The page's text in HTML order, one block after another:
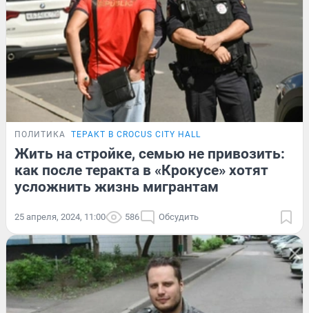
ПОЛИТИКА ТЕРАКТ В CROCUS CITY HALL
Жить на стройке, семью не привозить:
как после теракта в «Крокусе» хотят
усложнить жизнь мигрантам
25 апреля, 2024, 11:00 586 Обсудить